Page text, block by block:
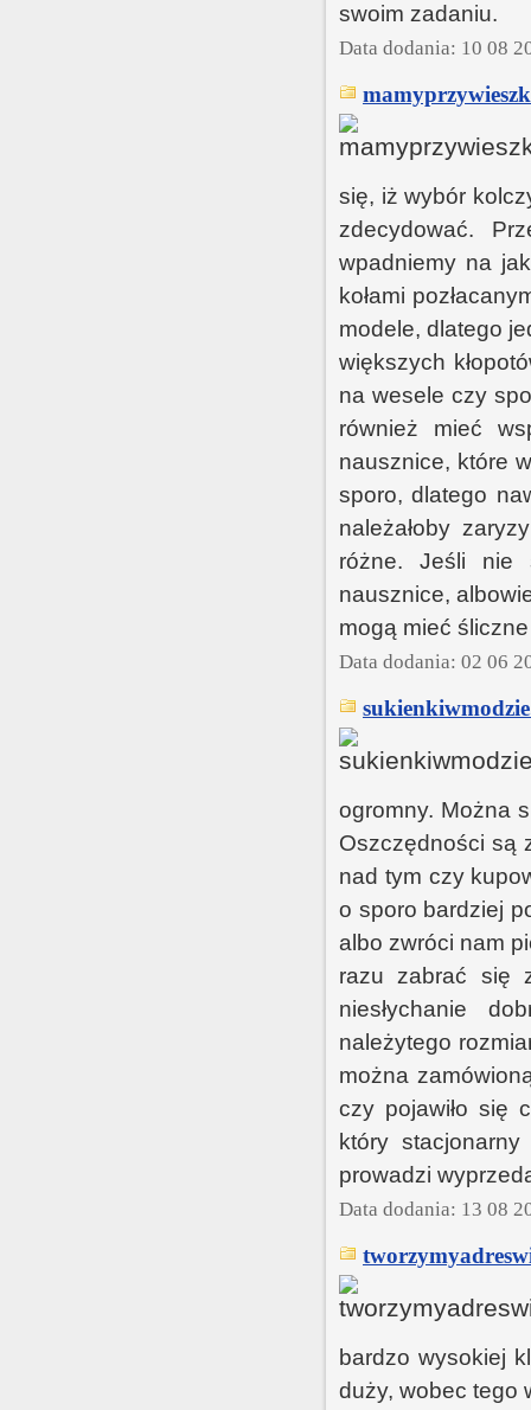
swoim zadaniu.
Data dodania: 10 08
się, iż wybór
zdecydować.
wpadniemy na
kołami
modele, dlatego
większych
na wesele czy
również mieć
nausznice, które
sporo, dlatego
należałoby
różne. Jeśli nie
nausznice,
mogą mieć
Data dodania: 02 06
ogromny. Można
Oszczędności są
nad tym czy
o sporo bardziej
albo zwróci nam
razu zabrać się
niesłychanie
należytego
można
czy pojawiło się
który
prowadzi
Data dodania: 13 08
bardzo wysokiej
duży, wobec tego